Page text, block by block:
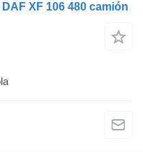
XF 106 480 camión